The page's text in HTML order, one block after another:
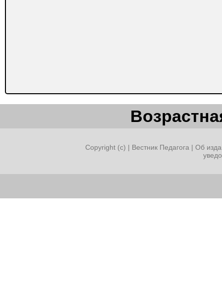
Copyright (c) | Вестник Педагога | Об